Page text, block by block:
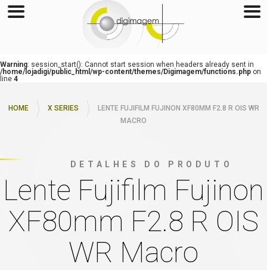
Warning: session_start(): Cannot start session when headers already sent in
/home/lojadigi/public_html/wp-content/themes/Digimagem/functions.php on
line 4
HOME X SERIES
LENTE FUJIFILM FUJINON XF80MM F2.8 R OIS WR
MACRO
DETALHES DO PRODUTO
Lente Fujifilm Fujinon
XF80mm F2.8 R OIS
WR Macro